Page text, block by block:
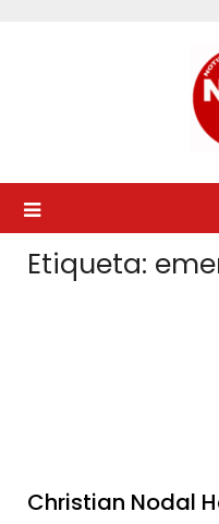
Etiqueta:
Christian Nodal